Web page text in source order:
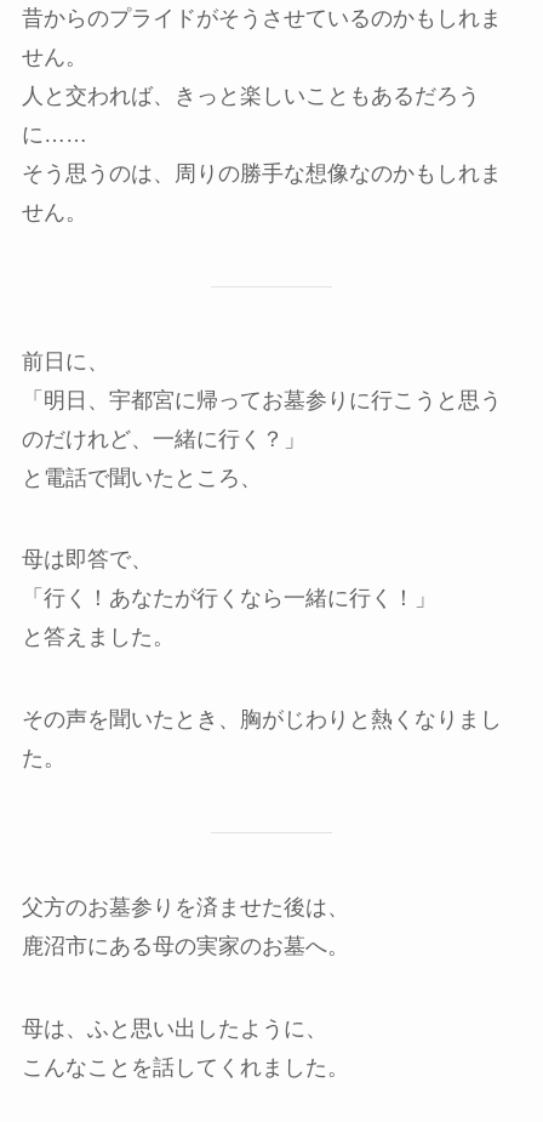
昔からのプライドがそうさせているのかもしれま
せん。
人と交われば、きっと楽しいこともあるだろう
に……
そう思うのは、周りの勝手な想像なのかもしれま
せん。
前日に、
「明日、宇都宮に帰ってお墓参りに行こうと思う
のだけれど、一緒に行く？」
と電話で聞いたところ、
母は即答で、
「行く！あなたが行くなら一緒に行く！」
と答えました。
その声を聞いたとき、胸がじわりと熱くなりまし
た。
父方のお墓参りを済ませた後は、
鹿沼市にある母の実家のお墓へ。
母は、ふと思い出したように、
こんなことを話してくれました。